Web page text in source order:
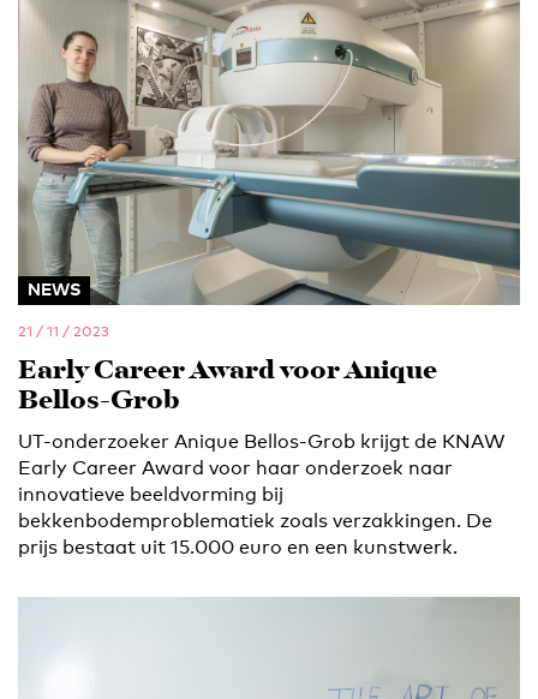
NEWS
21 / 11 / 2023
Early Career Award voor Anique
Bellos-Grob
UT-onderzoeker Anique Bellos-Grob krijgt de KNAW
Early Career Award voor haar onderzoek naar
innovatieve beeldvorming bij
bekkenbodemproblematiek zoals verzakkingen. De
prijs bestaat uit 15.000 euro en een kunstwerk.